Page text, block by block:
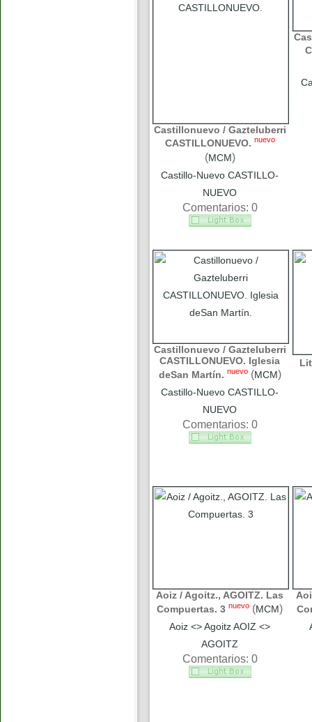
Castillonuevo / Gazteluberri
CASTILLONUEVO. nuevo
(MCM)
Castillo-Nuevo CASTILLO-
NUEVO
Comentarios: 0
Castillonuevo / Gazteluberri
CASTILLONUEVO. Iglesia
deSan Martín. nuevo (MCM)
Castillo-Nuevo CASTILLO-
NUEVO
Comentarios: 0
Aoiz / Agoitz., AGOITZ. Las
Compuertas. 3 nuevo (MCM)
Aoiz <> Agoitz AOIZ <>
AGOITZ
Comentarios: 0